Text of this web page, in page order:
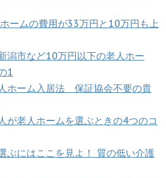
ームの費用が33万円と10万円も上
潟市など10万円以下の老人ホー
1
ホーム入居法 保証協会不要の貴
が老人ホームを選ぶときの4つのコ
ぶにはここを見よ！ 質の低い介護